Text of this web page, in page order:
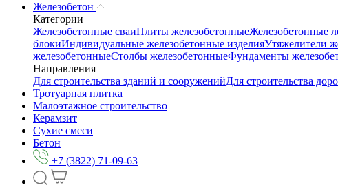
Железобетон
Категории
Железобетонные сваиПлиты железобетонныеЖелезобетонные
блокиИндивидуальные железобетонные изделияУтяжелители
железобетонныеСтолбы железобетонныеФундаменты
Направления
Для строительства зданий и сооруженийДля строительства
Тротуарная плитка
Малоэтажное строительство
Керамзит
Сухие смеси
Бетон
+7 (3822) 71-09-63